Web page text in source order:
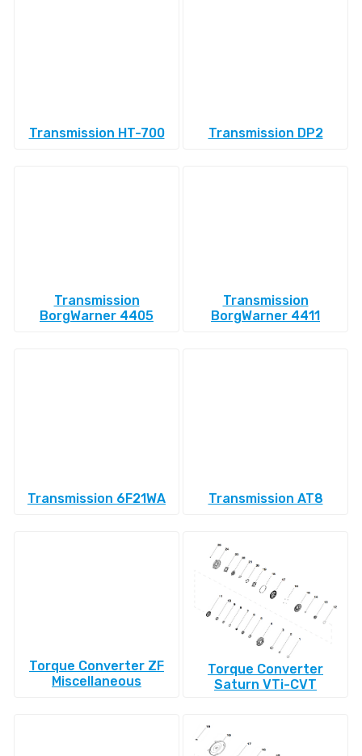
Transmission HT-700 Transmission DP2
Transmission
BorgWarner 4405
Transmission
BorgWarner 4411
Transmission 6F21WA Transmission AT8
Torque Converter ZF
Miscellaneous
Torque Converter
Saturn VTi-CVT